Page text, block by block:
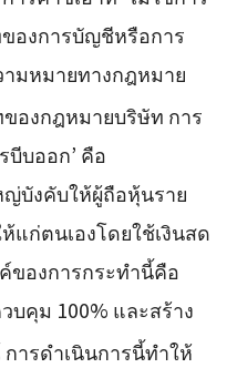
องการบัญชีหรือการ
มหมายทางกฎหมาย
องกฎหมายบริษัท การ
บีบออก’ คือ
บังคับให้ผู้ถือหุ้นราย
แก่ตนเองโดยใช้เงินสด
ของการกระทำนี้คือ
บคุม 100% และสร้าง
การดำเนินการนี้ทำให้